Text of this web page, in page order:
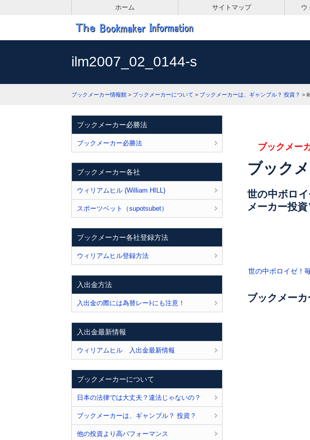
ホーム サイトマップ ウ
ilm2007_02_0144-s
ブックメーカー情報館 > ブックメーカーについて > ブックメーカーは、ギャンブル？ 投資？ >
ブックメー
ブック
世の中ボロ
メーカー投
世の中ボロイゼ！
ブックメーカ
ブックメーカー必勝法
ブックメーカー必勝法
ブックメーカー各社
ウィリアムヒル (William HILL)
スポーツベット（supotsubet）
ブックメーカー各社登録方法
ウィリアムヒル登録方法
入出金方法
入出金の際には為替レーﾄにも注意！
入出金最新情報
ウィリアムヒル 入出金最新情報
ブックメーカーについて
日本の法律では大丈夫？違法じゃないの？
ブックメーカーは、ギャンブル？ 投資？
他の投資より高パフォーマンス